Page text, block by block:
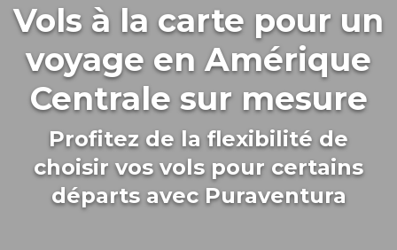
Vols à la carte pour un
voyage en Amérique
Centrale sur mesure
Profitez de la flexibilité de
choisir vos vols pour certains
départs avec Puraventura